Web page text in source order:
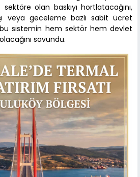
sektöre olan baskıyı hortlatacağını,
veya geceleme bazlı sabit ücret
sistemin hem sektör hem devlet
savundu.